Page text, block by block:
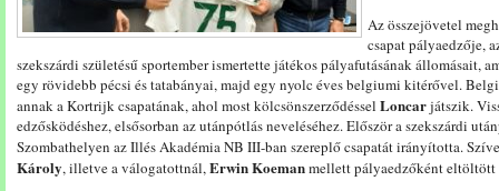
Az összejövetel
csapat pályaedzője,
szekszárdi születésű sportember ismertette játékos pályafutásának állomásait,
egy rövidebb pécsi és tatabányai, majd egy nyolc éves belgiumi kitérővel.
annak a Kortrijk csapatának, ahol most kölcsönszerződéssel Loncarjátszik.
edzősködéshez, elsősorban az utánpótlás neveléséhez. Először a szekszárdi
Szombathelyen az Illés Akadémia NB III-ban szereplő csapatát irányította.
Károly, illetve a válogatottnál,Erwin Koemanmellett pályaedzőként eltöltött